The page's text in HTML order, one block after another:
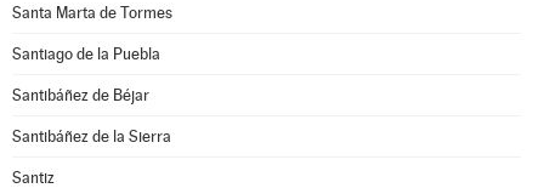
Santa Marta de Tormes
Santiago de la Puebla
Santibáñez de Béjar
Santibáñez de la Sierra
Santiz